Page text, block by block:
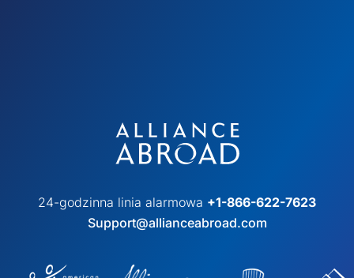
24-godzinna linia alarmowa +1-866-622-7623
Support@allianceabroad.com